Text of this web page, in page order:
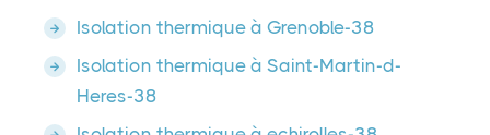
Isolation thermique à Grenoble-38
Isolation thermique à Saint-Martin-d-
Heres-38